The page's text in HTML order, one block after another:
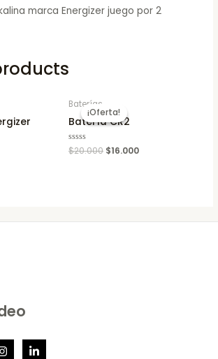
marca Energizer juego por 2
¡Oferta!
¡Oferta!
Baterías
Batería CR2
Rated
0
$20.000 $16.000